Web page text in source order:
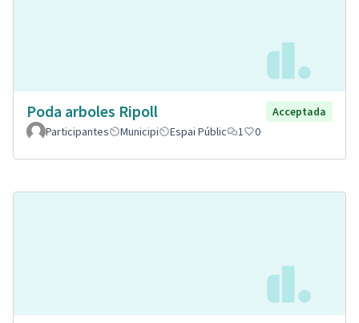
Poda arboles Ripoll
Acceptada
Participantes
Municipi Espai Públic 1 0